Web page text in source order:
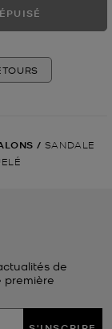
ÉPUISÉ
/ SANDALE
de
première